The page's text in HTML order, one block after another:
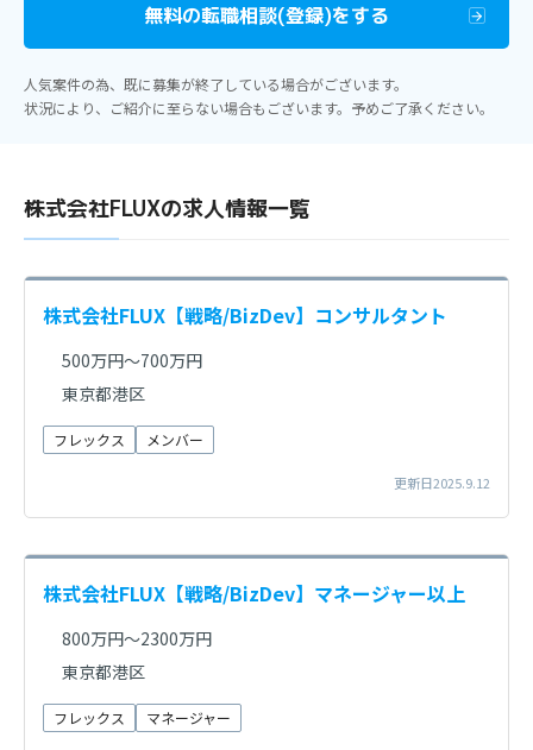
無料の転職相談(登録)をする
人気案件の為、既に募集が終了している場合がございます。
状況により、ご紹介に至らない場合もございます。予めご了承ください。
株式会社FLUXの求人情報一覧
株式会社FLUX【戦略/BizDev】コンサルタント
500万円～700万円
東京都港区
フレックス メンバー
更新日2025.9.12
株式会社FLUX【戦略/BizDev】マネージャー以上
800万円～2300万円
東京都港区
フレックス マネージャー